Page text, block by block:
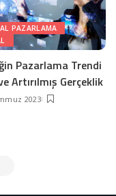
PAZARLAMA
Pazarlama Trendi
Artırılmış Gerçeklik
2023